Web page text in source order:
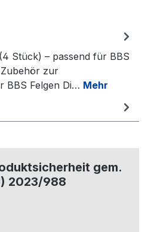
Stück) – passend für BBS
Zubehör zur
BBS Felgen Di… Mehr
gem.
2023/988